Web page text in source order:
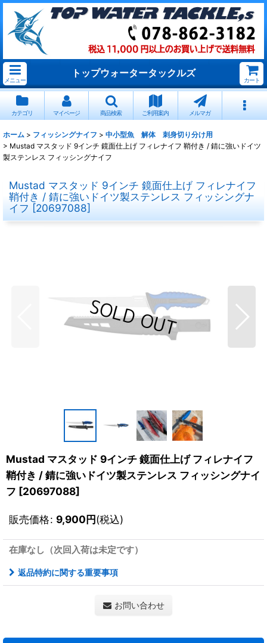
メニュー
トップウォータータックルズ
カート
カテゴリ マイページ 商品検索 ご利用案内 メルマガ
ホーム > フィッシングナイフ > 中小型魚 解体 刺身切り分け用
> Mustad マスタッド 9インチ 鏡面仕上げ フィレナイフ 鞘付き / 錆に強いドイツ
製ステンレス フィッシングナイフ
Mustad マスタッド 9インチ 鏡面仕上げ フィレナイフ
鞘付き / 錆に強いドイツ製ステンレス フィッシングナ
イフ [20697088]
Mustad マスタッド 9インチ 鏡面仕上げ フィレナイフ
鞘付き / 錆に強いドイツ製ステンレス フィッシングナイ
フ [20697088]
販売価格: 9,900円(税込)
在庫なし（次回入荷は未定です）
返品特約に関する重要事項
お問い合わせ